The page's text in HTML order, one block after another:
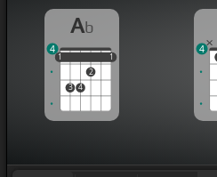
ortografía
aprender a quererte,
se cumplen[Fm] tus sueños
Ab
1
3 4
2
1
1 1
4 4